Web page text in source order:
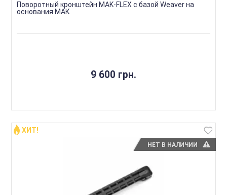
Поворотный кронштейн MAK-FLEX c базой Weaver на
основания МАК
9 600 грн.
НЕТ В НАЛИЧИИ
ХИТ!